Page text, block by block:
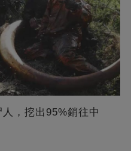
，挖出95%銷往中